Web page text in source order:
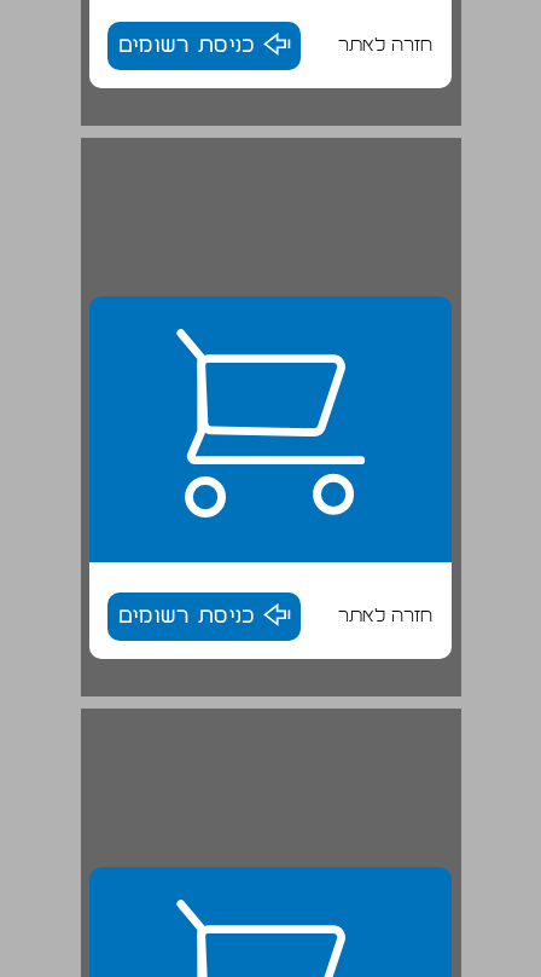
חזרה לאתר כניסת רשומים
נרטיבים של מחלה ... 23
חזרה לאתר כניסת רשומים
נרטיבים של שיגעון ... 24